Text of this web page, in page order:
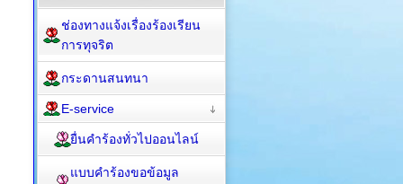
ช่องทางแจ้งเรื่องร้องเรียน
การทุจริต
กระดานสนทนา
E-service
ยื่นคำร้องทั่วไปออนไลน์
แบบคำร้องขอข้อมูล